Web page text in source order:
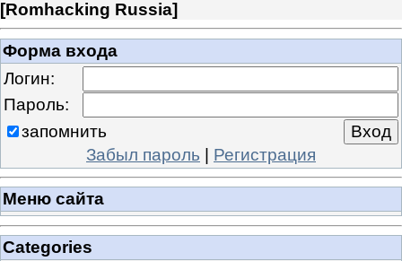
[Romhacking Russia]
Форма входа
Логин:
Пароль:
запомнить
Забыл пароль | Регистрация
Меню сайта
Categories